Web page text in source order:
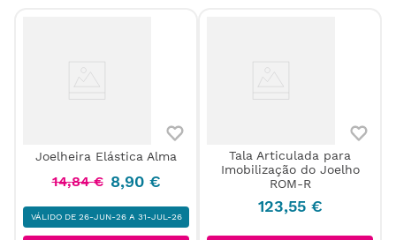
Joelheira Elástica Alma
14,84 € 8,90 €
VÁLIDO DE 26-JUN-26 A 31-JUL-26
Tala Articulada para
Imobilização do Joelho
ROM-R
123,55 €